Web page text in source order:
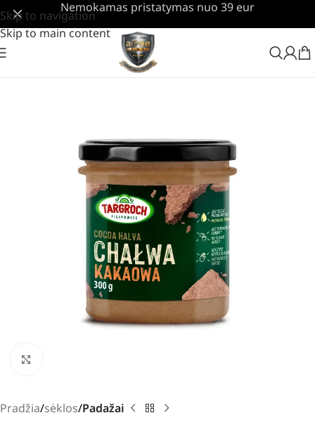
Skip to navigation
Skip to main content
Nemokamas pristatymas nuo 39 eur
Pradžia sėklos Padažai